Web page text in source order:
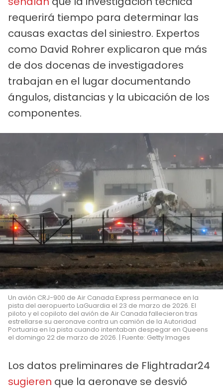
requerirá tiempo para determinar las
causas exactas del siniestro. Expertos
como David Rohrer explicaron que más
de dos docenas de investigadores
trabajan en el lugar documentando
ángulos, distancias y la ubicación de los
componentes.
Un avión CRJ-900 de Air Canada Express permanece en la
pista del aeropuerto LaGuardia el 23 de marzo de 2026. El
piloto y el copiloto del avión de Air Canada fallecieron tras
estrellarse su aeronave contra un camión de la Autoridad
Portuaria en la pista cuando intentaban despegar en Queens
el domingo 22 de marzo de 2026. | Fuente: Getty Images
Los datos preliminares de Flightradar24
sugieren que la aeronave se desvió